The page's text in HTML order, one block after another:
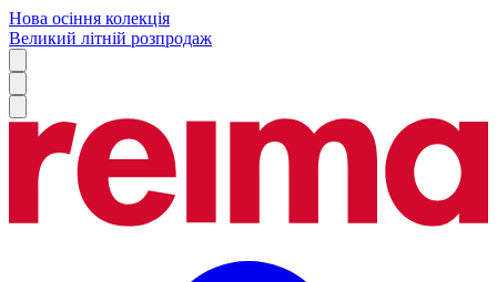
Нова осіння колекція
Великий літній розпродаж